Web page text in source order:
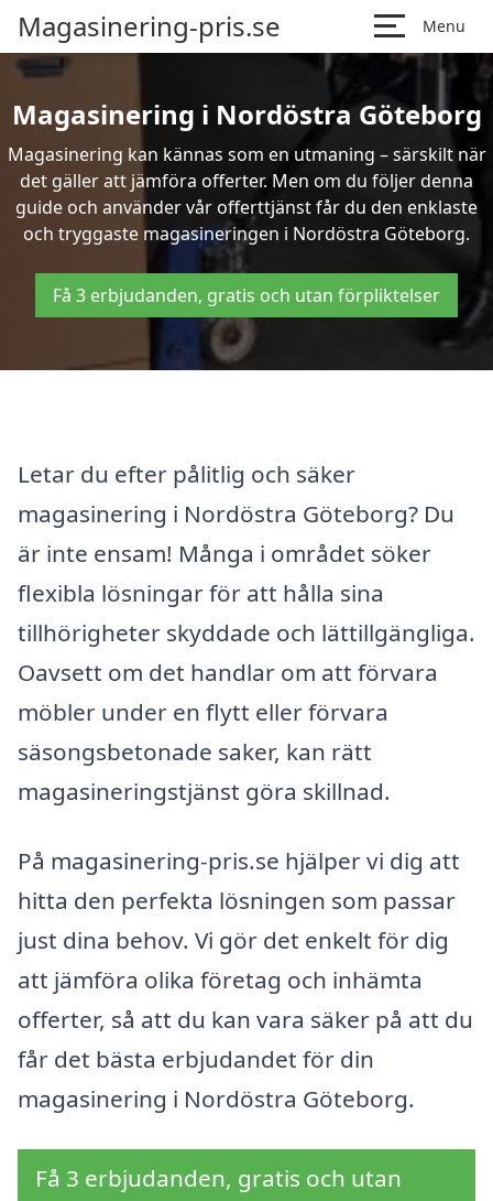
Magasinering-pris.se Menu
Magasinering i Nordöstra Göteborg
Magasinering kan kännas som en utmaning – särskilt när
det gäller att jämföra offerter. Men om du följer denna
guide och använder vår offerttjänst får du den enklaste
och tryggaste magasineringen i Nordöstra Göteborg.
Få 3 erbjudanden, gratis och utan förpliktelser
Letar du efter pålitlig och säker
magasinering i Nordöstra Göteborg? Du
är inte ensam! Många i området söker
flexibla lösningar för att hålla sina
tillhörigheter skyddade och lättillgängliga.
Oavsett om det handlar om att förvara
möbler under en flytt eller förvara
säsongsbetonade saker, kan rätt
magasineringstjänst göra skillnad.
På magasinering-pris.se hjälper vi dig att
hitta den perfekta lösningen som passar
just dina behov. Vi gör det enkelt för dig
att jämföra olika företag och inhämta
offerter, så att du kan vara säker på att du
får det bästa erbjudandet för din
magasinering i Nordöstra Göteborg.
Få 3 erbjudanden, gratis och utan